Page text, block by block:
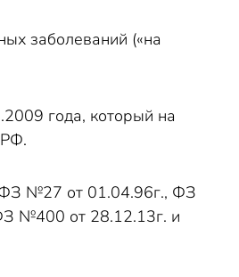
заболеваний («на
года, который на
№27 от 01.04.96г., ФЗ
№400 от 28.12.13г. и